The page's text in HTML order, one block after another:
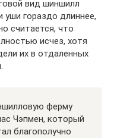
вид шиншилл
уши гораздо длиннее,
считается, что
исчез, хотя
их в отдаленных
ферму
Чэпмен, который
благополучно